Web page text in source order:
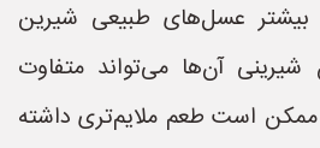
بیشتر عسل‌های طبیعی شیرین
آن‌ها می‌تواند متفاوت
است طعم ملایم‌تری داشته